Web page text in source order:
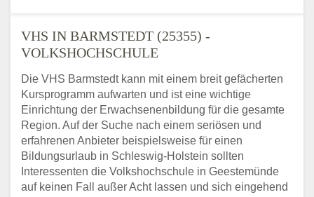
VHS IN BARMSTEDT (25355) -
VOLKSHOCHSCHULE
Die VHS Barmstedt kann mit einem breit gefächerten
Kursprogramm aufwarten und ist eine wichtige
Einrichtung der Erwachsenenbildung für die gesamte
Region. Auf der Suche nach einem seriösen und
erfahrenen Anbieter beispielsweise für einen
Bildungsurlaub in Schleswig-Holstein sollten
Interessenten die Volkshochschule in Geestemünde
auf keinen Fall außer Acht lassen und sich eingehend